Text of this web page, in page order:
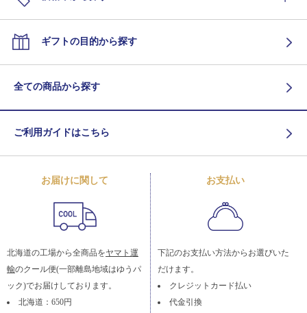
ギフトの目的から探す
全ての商品から探す
ご利用ガイドはこちら
お届けに関して
北海道の工場から全商品をヤマト運
輸のクール便(一部離島地域はゆうパ
ック)でお届けしております。
北海道：650円
お支払い
下記のお支払い方法からお選びいた
だけます。
クレジットカード払い
代金引換